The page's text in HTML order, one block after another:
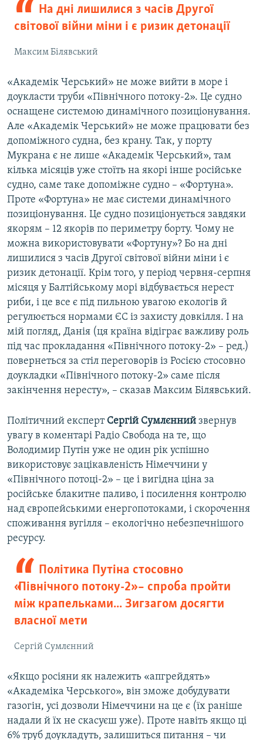
На дні лишилися з часів Другої
світової війни міни і є ризик детонації
Максим Білявський
«Академік Черський» не може вийти в море і
доукласти труби «Північного потоку-2». Це судно
оснащене системою динамічного позиціонування.
Але «Академік Черський» не може працювати без
допоміжного судна, без крану. Так, у порту
Мукрана є не лише «Академік Черський», там
кілька місяців уже стоїть на якорі інше російське
судно, саме таке допоміжне судно – «Фортуна».
Проте «Фортуна» не має системи динамічного
позиціонування. Це судно позиціонується завдяки
якорям – 12 якорів по периметру борту. Чому не
можна використовувати «Фортуну»? Бо на дні
лишилися з часів Другої світової війни міни і є
ризик детонації. Крім того, у період червня-серпня
місяця у Балтійському морі відбувається нерест
риби, і це все є під пильною увагою екологів й
регулюється нормами ЄС із захисту довкілля. І на
мій погляд, Данія (ця країна відіграє важливу роль
під час прокладання «Північного потоку-2» – ред.)
повернеться за стіл переговорів із Росією стосовно
доукладки «Північного потоку-2» саме після
закінчення нересту», – сказав Максим Білявський.
Політичний експерт Сергій Сумлєнний звернув
увагу в коментарі Радіо Свобода на те, що
Володимир Путін уже не один рік успішно
використовує зацікавленість Німеччини у
«Північного потоці-2» – це і вигідна ціна за
російське блакитне паливо, і посилення контролю
над європейськими енергопотоками, і скорочення
споживання вугілля – екологічно небезпечнішого
ресурсу.
Політика Путіна стосовно
«Північного потоку-2» – спроба пройти
між крапельками... Зигзагом досягти
власної мети
Сергій Сумлєнний
«Якщо росіяни як належить «апгрейдять»
«Академіка Черського», він зможе добудувати
газогін, усі дозволи Німеччини на це є (їх раніше
надали й їх не скасуєш уже). Проте навіть якщо ці
6% труб доукладуть, залишиться питання – чи